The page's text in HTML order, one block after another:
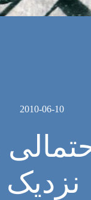
2010-06-10
نزدیک